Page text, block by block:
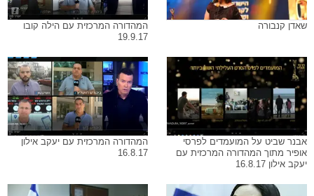
שאדן קנבורה
המהדורה המרכזית עם הילה קובו
19.9.17
אבנר שביט על המועמדים לפרסי
אופיר מתוך המהדורה המרכזית עם
יעקב אילון 16.8.17
המהדורה המרכזית עם יעקב אילון
16.8.17